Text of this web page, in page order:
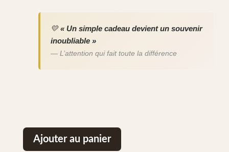
💛« Un simple cadeau devient un souvenir
inoubliable »
— L’attention qui fait toute la différence
Ajouter au panier